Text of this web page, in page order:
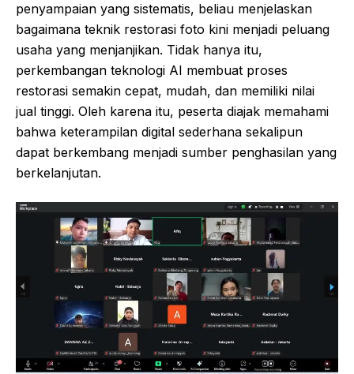
penyampaian yang sistematis, beliau menjelaskan
bagaimana teknik restorasi foto kini menjadi peluang
usaha yang menjanjikan. Tidak hanya itu,
perkembangan teknologi AI membuat proses
restorasi semakin cepat, mudah, dan memiliki nilai
jual tinggi. Oleh karena itu, peserta diajak memahami
bahwa keterampilan digital sederhana sekalipun
dapat berkembang menjadi sumber penghasilan yang
berkelanjutan.